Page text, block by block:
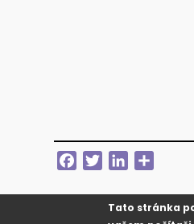
Facebook
TwitterLinkedIn
Tato stránka